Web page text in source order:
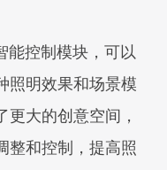
控制模块，可以
照明效果和场景模
大的创意空间，
整和控制，提高照